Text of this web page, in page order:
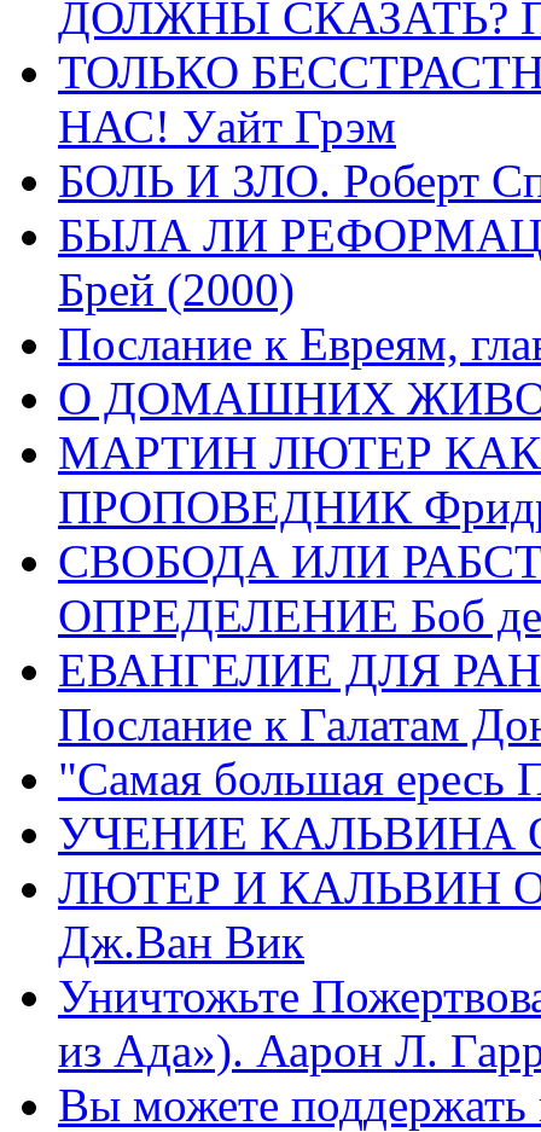
ДОЛЖНЫ СКАЗАТЬ?
ТОЛЬКО
НАС! Уайт Грэм
БОЛЬ И ЗЛО. Роберт
БЫЛА ЛИ
Брей (2000)
Послание к Евреям,
О ДОМАШНИХ
МАРТИН ЛЮТЕР
ПРОПОВЕДНИК
СВОБОДА ИЛИ
ОПРЕДЕЛЕНИЕ Боб де
ЕВАНГЕЛИЕ ДЛЯ
Послание к Галатам
"Самая большая ересь
УЧЕНИЕ КАЛЬВИНА
ЛЮТЕР И КАЛЬВИН
Дж.Ван Вик
Уничтожьте
из Ада»). Аарон Л.
Вы можете